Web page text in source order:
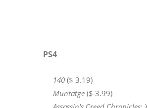
PS4
140 ($ 3.19)
Muntatge ($ 3.99)